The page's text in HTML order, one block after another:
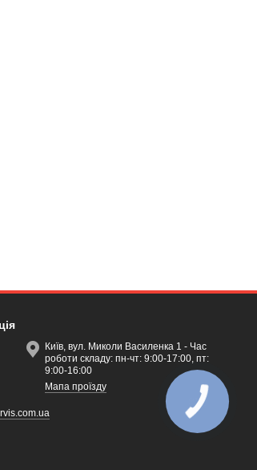
Київ, вул. Миколи Василенка 1 - Час
роботи складу: пн-чт: 9:00-17:00, пт:
9:00-16:00
Мапа проїзду